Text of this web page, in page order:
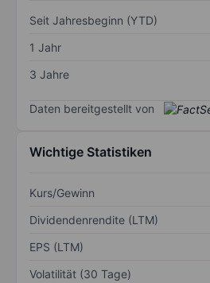
Seit Jahresbeginn (YTD)
1 Jahr
3 Jahre
Daten bereitgestellt von
Wichtige Statistiken
Kurs/Gewinn
Dividendenrendite (LTM)
EPS (LTM)
Volatilität (30 Tage)